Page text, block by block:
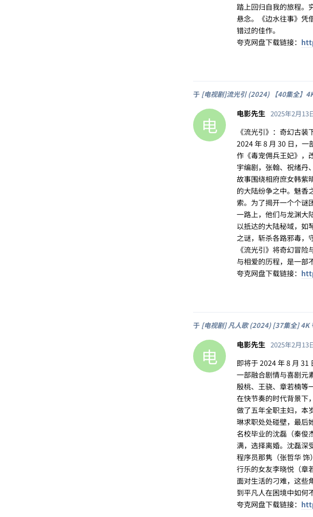
踏上回归自我的旅程。
悬念。《边水往事》凭
错过的佳作。
夸克网盘下载链接：
于 [电视剧]流光引 (2024) 【40集全】
电 电影先生 2025年2月13
《流光引》：奇幻古装
2024 年 8 月 30 日，
作《毒宠佣兵王妃》，
宇编剧，张翰、祝绪丹
故事围绕相府庶女韩紫
的大陆纷争之中。魅香
索。为了揭开一个个谜
一路上，他们与龙渊大
以抵达的大陆秘域，如
之谜，斩杀各路邪毒，
《流光引》将奇幻冒
与相爱的历程，是一部
夸克网盘下载链接：
于 [电视剧] 凡人歌 (2024) [37集全] 4K
电 电影先生 2025年2月13
即将于 2024 年 8 月
一部融合剧情与喜剧元
殷桃、王骁、章若楠等
在快节奏的时代背景下
做了五年全职主妇，本
琳求职处处碰壁，最后
名校毕业的沈磊（秦俊
满，选择离婚。沈磊深
程序员那隽（张哲华
行乐的女友李晓悦（章
面对生活的刁难，这些
到平凡人在困境中如何
夸克网盘下载链接：